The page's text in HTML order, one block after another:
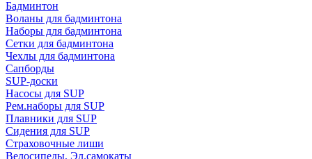
Бадминтон
Воланы для бадминтона
Наборы для бадминтона
Сетки для бадминтона
Чехлы для бадминтона
Сапборды
SUP-доски
Насосы для SUP
Рем.наборы для SUP
Плавники для SUP
Сидения для SUP
Страховочные лиши
Велосипеды, Эл.самокаты